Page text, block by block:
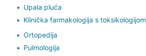
Upala pluća
Klinička farmakologija s toksikologijom
Ortopedija
Pulmologija